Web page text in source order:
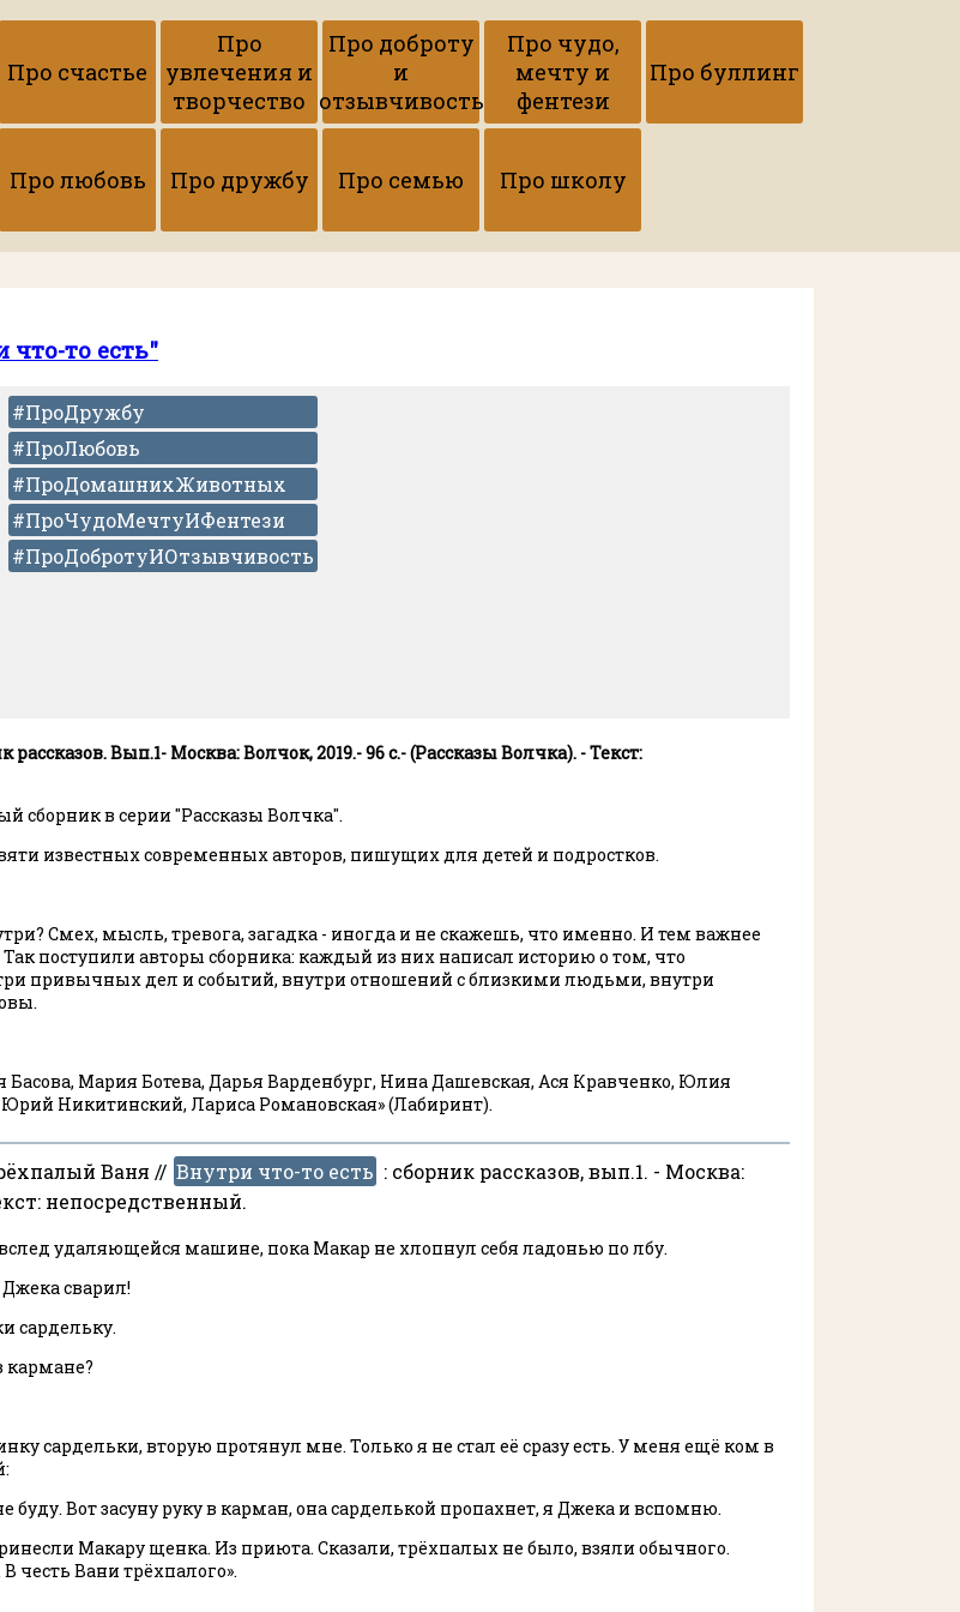
Про счастье
Про
увлечения и
творчество
Про доброту
и
отзывчивость
Про чудо,
мечту и
фентези
Про буллинг
Про любовь Про дружбу Про семью Про школу
что-то есть"
#ПроДружбу
#ПроЛюбовь
#ПроДомашнихЖивотных
#ПроЧудоМечтуИФентези
#ПроДобротуИОтзывчивость
рассказов. Вып.1- Москва: Волчок, 2019.- 96 с.- (Рассказы Волчка). - Текст:
сборник в серии "Рассказы Волчка".
известных современных авторов, пишущих для детей и подростков.
Смех, мысль, тревога, загадка - иногда и не скажешь, что именно. И тем важнее
поступили авторы сборника: каждый из них написал историю о том, что
привычных дел и событий, внутри отношений с близкими людьми, внутри
Басова, Мария Ботева, Дарья Варденбург, Нина Дашевская, Ася Кравченко, Юлия
Никитинский, Лариса Романовская» (Лабиринт).
Ваня // Внутри что-то есть : сборник рассказов, вып.1. - Москва:
непосредственный.
удаляющейся машине, пока Макар не хлопнул себя ладонью по лбу.
сварил!
сардельку.
кармане?
сардельки, вторую протянул мне. Только я не стал её сразу есть. У меня ещё ком в
буду. Вот засуну руку в карман, она сарделькой пропахнет, я Джека и вспомню.
Макару щенка. Из приюта. Сказали, трёхпалых не было, взяли обычного.
честь Вани трёхпалого».